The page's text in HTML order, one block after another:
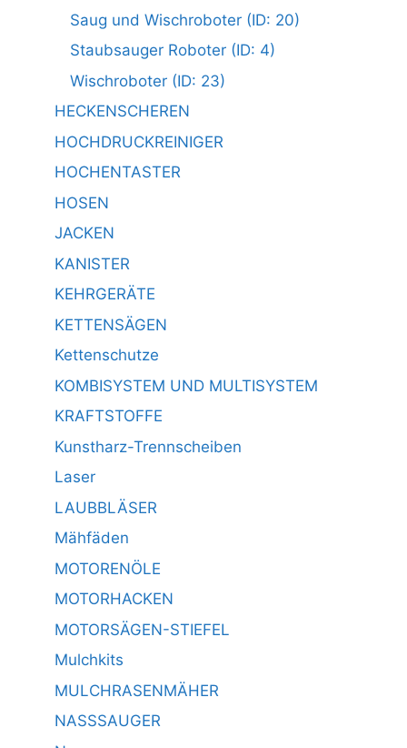
Saug und Wischroboter (ID: 20)
Staubsauger Roboter (ID: 4)
Wischroboter (ID: 23)
HECKENSCHEREN
HOCHDRUCKREINIGER
HOCHENTASTER
HOSEN
JACKEN
KANISTER
KEHRGERÄTE
KETTENSÄGEN
Kettenschutze
KOMBISYSTEM UND MULTISYSTEM
KRAFTSTOFFE
Kunstharz-Trennscheiben
Laser
LAUBBLÄSER
Mähfäden
MOTORENÖLE
MOTORHACKEN
MOTORSÄGEN-STIEFEL
Mulchkits
MULCHRASENMÄHER
NASSSAUGER